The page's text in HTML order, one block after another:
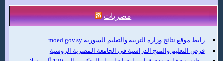
مصريات
رابط موقع نتائج وزارة التربية والتعليم السورية moed.gov.sy
فرص التعليم والمنح الدراسية في الجامعة المصرية الروسية